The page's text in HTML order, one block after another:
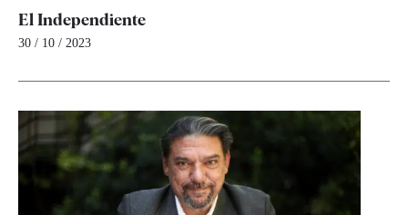
El Independiente
30 / 10 / 2023